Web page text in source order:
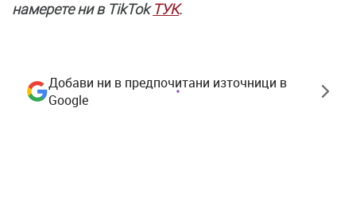
намерете ни в TikTokТУК.
Добави ни в предпочитани източници в
Google